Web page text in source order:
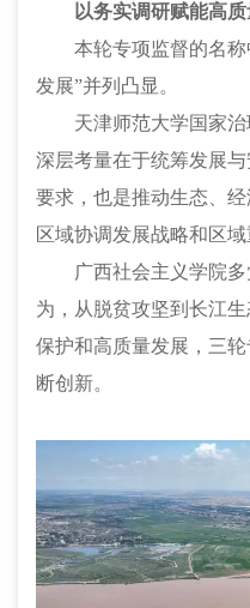
以务实调研赋能高
本轮专项监督的名
发展”并列凸显。
天津师范大学国家
深层考量在于统筹发展
要求，也是推动生态、
区域协调发展战略和区域
广西社会主义学院
为，从脱贫攻坚到长江
保护和高质量发展，三
断创新。